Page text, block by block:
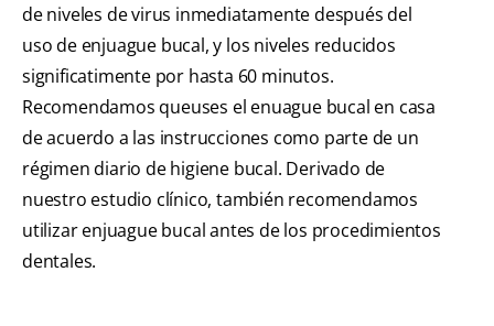
de niveles de virus inmediatamente después del
uso de enjuague bucal, y los niveles reducidos
significatimente por hasta 60 minutos.
Recomendamos queuses el enuague bucal en casa
de acuerdo a las instrucciones como parte de un
régimen diario de higiene bucal. Derivado de
nuestro estudio clínico, también recomendamos
utilizar enjuague bucal antes de los procedimientos
dentales.